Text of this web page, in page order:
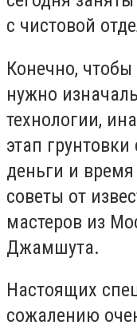
с чистовой
Конечно,
нужно
технологии,
этап
деньги и
советы от
мастеров из
Джамшута.
Настоящих
сожалению